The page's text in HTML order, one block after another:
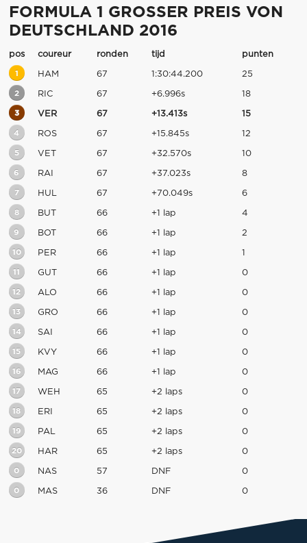
FORMULA 1 GROSSER PREIS VON
DEUTSCHLAND 2016
pos coureur ronden tijd punten
1 HAM 67 1:30:44.200 25
2 RIC 67 +6.996s 18
3 VER 67 +13.413s 15
4 ROS 67 +15.845s 12
5 VET 67 +32.570s 10
6 RAI 67 +37.023s 8
7 HUL 67 +70.049s 6
8 BUT 66 +1 lap 4
9 BOT 66 +1 lap 2
10 PER 66 +1 lap 1
11 GUT 66 +1 lap 0
12 ALO 66 +1 lap 0
13 GRO 66 +1 lap 0
14 SAI 66 +1 lap 0
15 KVY 66 +1 lap 0
16 MAG 66 +1 lap 0
17 WEH 65 +2 laps 0
18 ERI 65 +2 laps 0
19 PAL 65 +2 laps 0
20 HAR 65 +2 laps 0
0 NAS 57 DNF 0
0 MAS 36 DNF 0